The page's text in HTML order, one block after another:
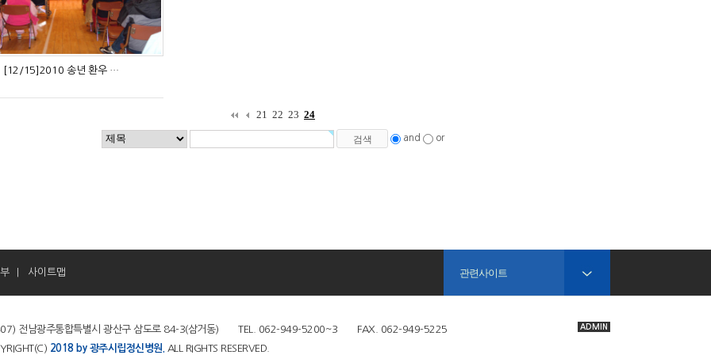
[12/15]2010 송년 환우 …
21 22 23 24
and or
사이트맵 관련사이트
전남광주통합특별시 광산구 삼도로 84-3(삼거동) TEL. 062-949-5200~3 FAX. 062-949-5225
2018 by 광주시립정신병원. ALL RIGHTS RESERVED.
ADMIN